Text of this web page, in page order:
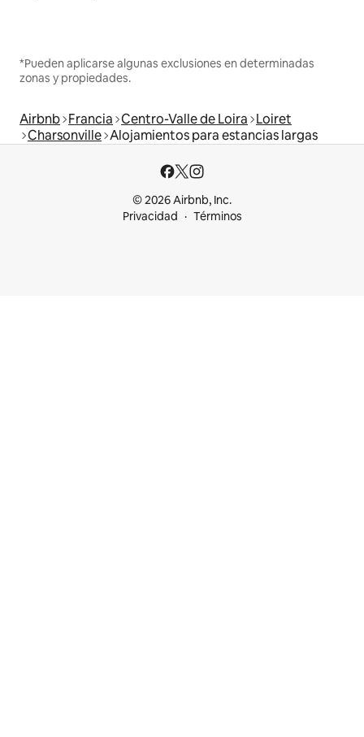
*Pueden aplicarse algunas exclusiones en determinadas
zonas y propiedades.
Airbnb Francia Centro-Valle de Loira Loiret
Charsonville Alojamientos para estancias largas
© 2026 Airbnb, Inc.
Privacidad
Términos